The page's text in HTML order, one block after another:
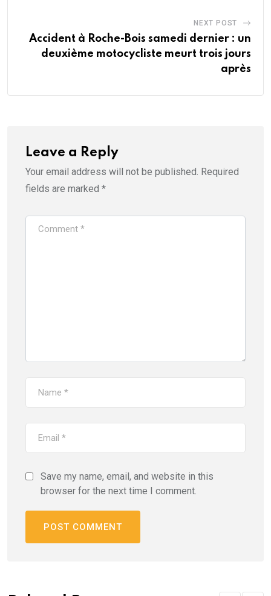
NEXT POST
Accident à Roche-Bois samedi dernier : un
deuxième motocycliste meurt trois jours
après
Leave a Reply
Your email address will not be published. Required
fields are marked *
Save my name, email, and website in this
browser for the next time I comment.